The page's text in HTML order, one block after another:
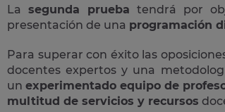
La segunda prueba tendrá por
presentación de una programación
Para superar con éxito las
docentes expertos y una
unexperimentado equipo de
multitud de servicios y recursos